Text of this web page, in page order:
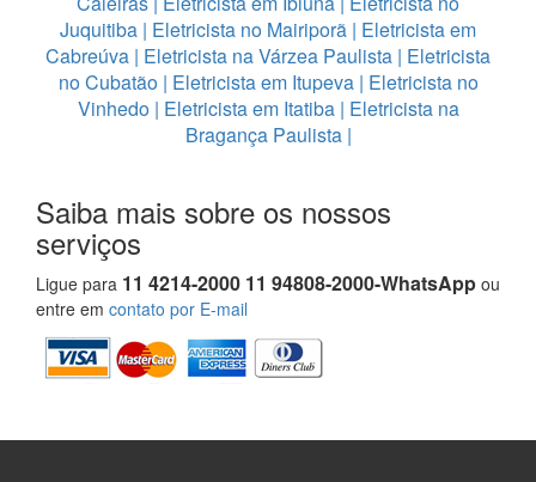
Juquitiba | Eletricista no Mairiporã | Eletricista em
Cabreúva | Eletricista na Várzea Paulista | Eletricista
no Cubatão| Eletricista em Itupeva| Eletricista no
Vinhedo| Eletricista em Itatiba| Eletricista na
Bragança Paulista|
Saiba mais sobre os nossos
serviços
Ligue para 11 4214-2000 11 94808-2000-WhatsApp ou
entre em contato por E-mail